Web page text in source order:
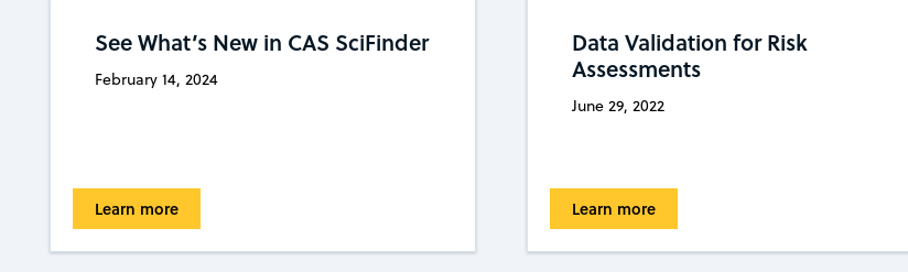
See What’s New in CAS SciFinder
February 14, 2024
Learn more
Data Validation for Risk
Assessments
June 29, 2022
Learn more